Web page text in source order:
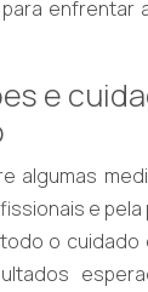
enfrentar
e
algumas
e pela
o cuidado